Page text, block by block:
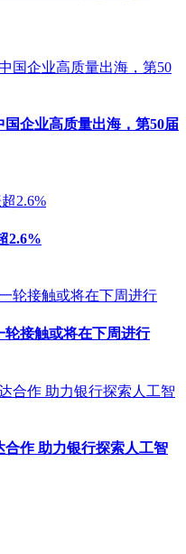
企业高质量出海，第50届
2.6%
接触或将在下周进行
作 助力银行探索人工智